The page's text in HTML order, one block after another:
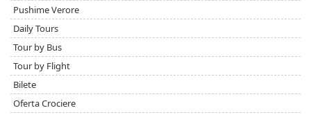
Pushime Verore
Daily Tours
Tour by Bus
Tour by Flight
Bilete
Oferta Crociere